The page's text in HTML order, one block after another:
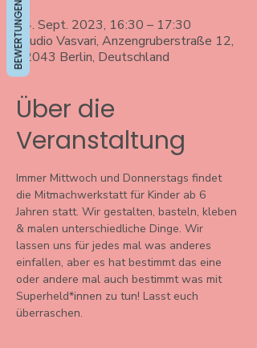
14. Sept. 2023, 16:30 – 17:30
Studio Vasvari, Anzengruberstraße 12,
12043 Berlin, Deutschland
Über die
Veranstaltung
Immer Mittwoch und Donnerstags findet
die Mitmachwerkstatt für Kinder ab 6
Jahren statt. Wir gestalten, basteln, kleben
& malen unterschiedliche Dinge. Wir
lassen uns für jedes mal was anderes
einfallen, aber es hat bestimmt das eine
oder andere mal auch bestimmt was mit
Superheld*innen zu tun! Lasst euch
überraschen.
BEWERTUNGEN